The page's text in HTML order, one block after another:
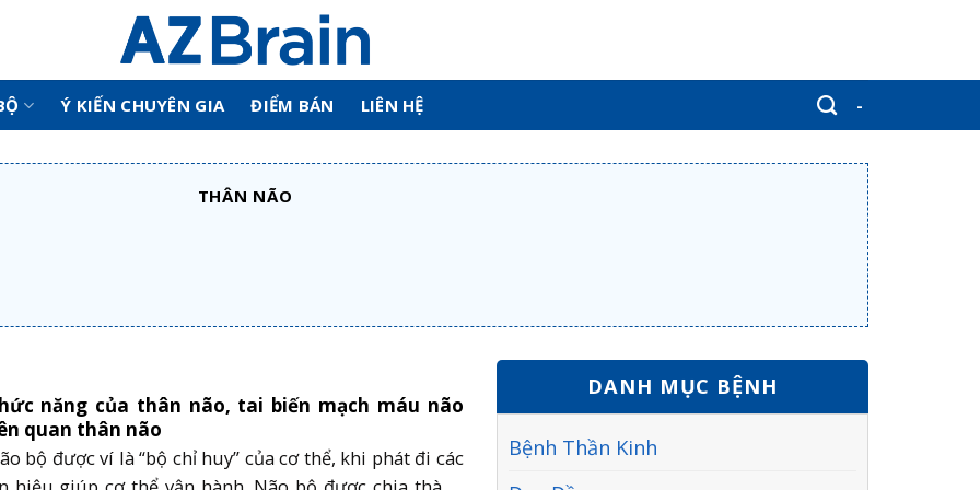
Ý KIẾN CHUYÊN GIA ĐIỂM BÁN LIÊN HỆ -
THÂN NÃO
năng của thân não, tai biến mạch máu não
quan thân não
bộ được ví là “bộ chỉ huy” của cơ thể, khi phát đi các
DANH MỤC BỆNH
Bệnh Thần Kinh